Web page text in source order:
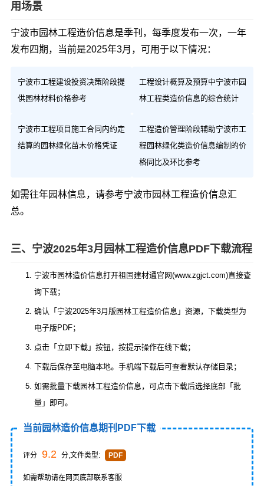
用场景
宁波市园林工程造价信息是季刊，每季度发布一次，一年
发布四期，当前是2025年3月，可用于以下情况：
宁波市工程建设投资决策阶段提
供园林材料价格参考
工程设计概算及预算中宁波市园
林工程类造价信息的综合统计
宁波市工程项目施工合同内约定
结算的园林绿化苗木价格凭证
工程造价管理阶段辅助宁波市工
程园林绿化类造价信息编制的价
格同比及环比参考
如需往年园林信息，请参考宁波市园林工程造价信息汇
总。
三、宁波2025年3月园林工程造价信息PDF下载流程
宁波市园林造价信息打开祖国建材通官网(www.zgjct.com)直接查
询下载；
确认「宁波2025年3月版园林工程造价信息」资源，下载类型为
电子版PDF；
点击「立即下载」按钮，按提示操作在线下载；
下载后保存至电脑本地。手机端下载后可查看默认存储目录；
如需批量下载园林工程造价信息，可点击下载后选择底部「批
量」即可。
当前园林造价信息期刊PDF下载
评分 9.2 分,文件类型: PDF
如需帮助请在网页底部联系客服